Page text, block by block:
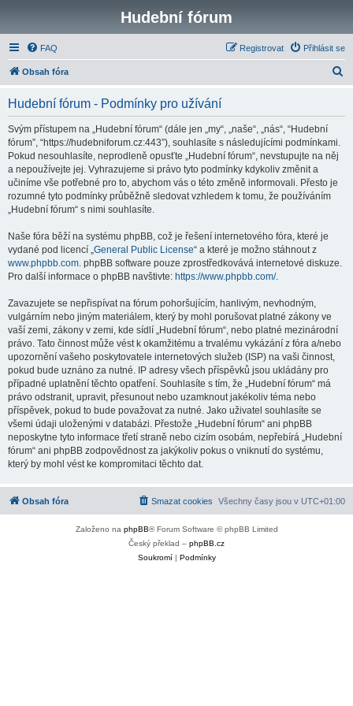
Hudební fórum
FAQ Přihlásit se
Registrovat
Obsah fóra
Hudební fórum - Podmínky pro užívání
Svým přístupem na „Hudební fórum“ (dále jen „my“, „naše“, „nás“, “Hudební
fórum”, “https://hudebniforum.cz:443”), souhlasíte s následujícími podmínkami.
Pokud nesouhlasíte, neprodleně opusťte „Hudební fórum“, nevstupujte na něj
a nepoužívejte jej. Vyhrazujeme si právo tyto podmínky kdykoliv změnit a
učiníme vše potřebné pro to, abychom vás o této změně informovali. Přesto je
rozumné tyto podmínky průběžně sledovat vzhledem k tomu, že používáním
„Hudební fórum“ s nimi souhlasíte.
Naše fóra běží na systému phpBB, což je řešení internetového fóra, které je
vydané pod licencí „General Public License“ a které je možno stáhnout z
www.phpbb.com. phpBB software pouze zprostředkovává internetové diskuze.
Pro další informace o phpBB navštivte: https://www.phpbb.com/.
Zavazujete se nepřispívat na fórum pohoršujícím, hanlivým, nevhodným,
vulgárním nebo jiným materiálem, který by mohl porušovat platné zákony ve
vaší zemi, zákony v zemi, kde sídlí „Hudební fórum“, nebo platné mezinárodní
právo. Tato činnost může vést k okamžitému a trvalému vykázání z fóra a/nebo
upozornění vašeho poskytovatele internetových služeb (ISP) na vaši činnost,
pokud bude uznáno za nutné. IP adresy všech příspěvků jsou ukládány pro
případné uplatnění těchto opatření. Souhlasíte s tím, že „Hudební fórum“ má
právo odstranit, upravit, přesunout nebo uzamknout jakékoliv téma nebo
příspěvek, pokud to bude považovat za nutné. Jako uživatel souhlasíte se
všemi údaji uloženými v databázi. Přestože „Hudební fórum“ ani phpBB
neposkytne tyto informace třetí straně nebo cizím osobám, nepřebírá „Hudební
fórum“ ani phpBB zodpovědnost za jakýkoliv pokus o vniknutí do systému,
který by mohl vést ke kompromitaci těchto dat.
Obsah fóra Všechny časy jsou v UTC+01:00
Smazat cookies
Založeno na phpBB® Forum Software © phpBB Limited
Český překlad – phpBB.cz
Soukromí| Podmínky